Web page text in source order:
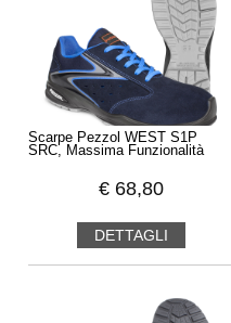
Scarpe Pezzol WEST S1P
SRC, Massima Funzionalità
€ 68,80
DETTAGLI